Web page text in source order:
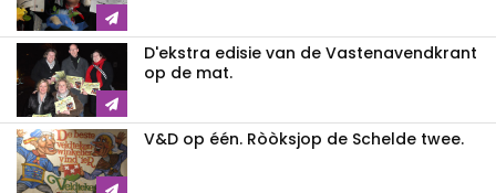
D'ekstra edisie van de Vastenavendkrant
op de mat.
V&D op één. Ròòksjop de Schelde twee.